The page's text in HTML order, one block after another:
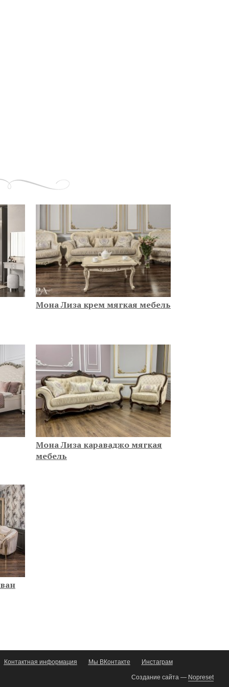
Мона Лиза крем мягкая мебель
Мона Лиза караваджо мягкая
мебель
Контактная информация Мы ВКонтакте Инстаграм
Создание сайта — Nopreset